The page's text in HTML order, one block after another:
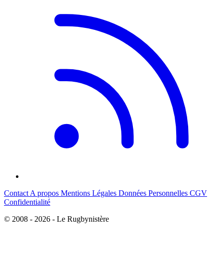
Contact A propos Mentions Légales Données Personnelles CGV
Confidentialité
© 2008 - 2026 - Le Rugbynistère